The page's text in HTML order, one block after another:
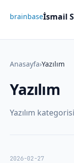
brainbaseİsmail
Anasayfa›Yazılım
Yazılım
Yazılım
2026-02-27